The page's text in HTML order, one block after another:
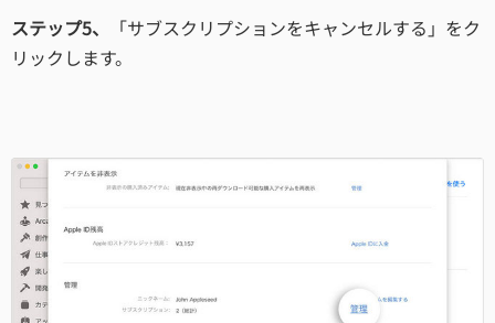
ステップ5、
「サブスクリプションをキャンセルする」をク
リックします。